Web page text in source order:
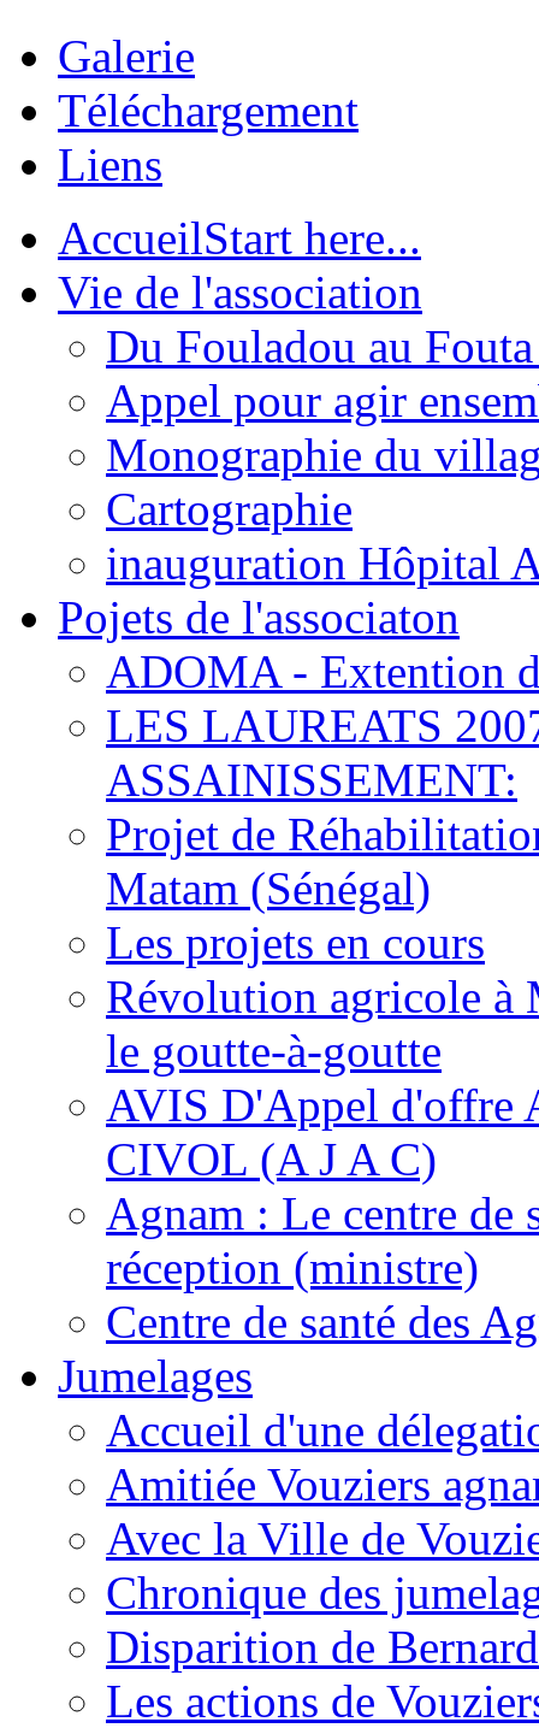
Galerie
Téléchargement
Liens
AccueilStart here...
Vie de l'association
Du Fouladou au
Appel pour agir
Monographie du
Cartographie
inauguration Hôpital
Pojets de l'associaton
ADOMA - Extention
LES LAUREATS
ASSAINISSEMENT:
Projet de
Matam (Sénégal)
Les projets en cours
Révolution agricole à
le goutte-à-goutte
AVIS D'Appel d'offre
CIVOL (A J A C)
Agnam : Le centre de
réception (ministre)
Centre de santé des
Jumelages
Accueil d'une
Amitiée Vouziers
Avec la Ville de
Chronique des
Disparition de
Les actions de